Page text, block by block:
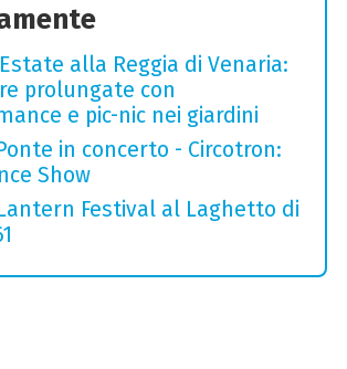
alla Reggia di Venaria:
prolungate con
e pic-nic nei giardini
in concerto - Circotron:
Show
Festival al Laghetto di